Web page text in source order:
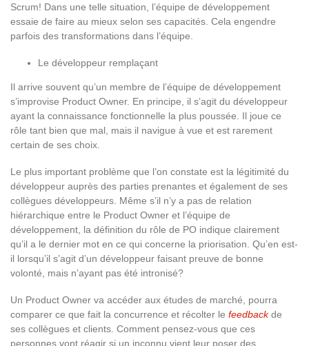
Scrum! Dans une telle situation, l’équipe de développement
essaie de faire au mieux selon ses capacités. Cela engendre
parfois des transformations dans l’équipe.
Le développeur remplaçant
Il arrive souvent qu’un membre de l’équipe de développement
s’improvise Product Owner. En principe, il s’agit du développeur
ayant la connaissance fonctionnelle la plus poussée. Il joue ce
rôle tant bien que mal, mais il navigue à vue et est rarement
certain de ses choix.
Le plus important problème que l’on constate est la légitimité du
développeur auprès des parties prenantes et également de ses
collègues développeurs. Même s’il n’y a pas de relation
hiérarchique entre le Product Owner et l’équipe de
développement, la définition du rôle de PO indique clairement
qu’il a le dernier mot en ce qui concerne la priorisation. Qu’en est-
il lorsqu’il s’agit d’un développeur faisant preuve de bonne
volonté, mais n’ayant pas été intronisé?
Un Product Owner va accéder aux études de marché, pourra
comparer ce que fait la concurrence et récolter le feedbackde
ses collègues et clients. Comment pensez-vous que ces
personnes vont réagir si un inconnu vient leur poser des